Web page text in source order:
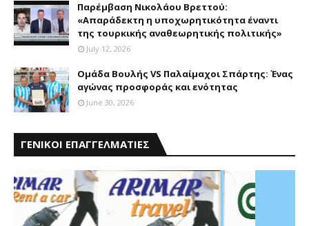
Παρέμβαση Nικολάου Bρεττού:
«Aπαράδεκτη η υποχωρητικότητα έναντι
της τουρκικής αναθεωρητικής πολιτικής»
July 12, 2026
Ομάδα Βουλής VS Παλαίμαχοι Σπάρτης: Ένας
αγώνας προσφοράς και ενότητας
June 30, 2026
ΓΕΝΙΚΟΙ ΕΠΑΓΓΕΛΜΑΤΙΕΣ